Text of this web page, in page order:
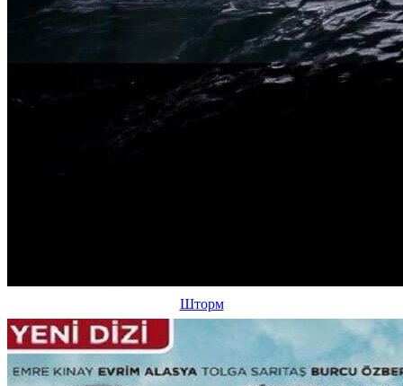
Шторм